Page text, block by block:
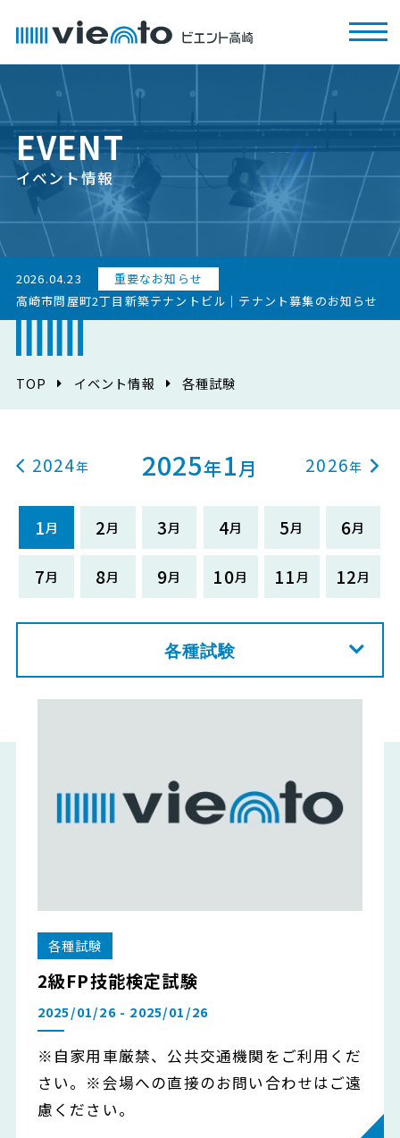
EVENT
イベント情報
2026.04.23
重要なお知らせ
高崎市問屋町2丁目新築テナントビル｜テナント募集のお知らせ
TOP イベント情報 各種試験
2024 2025年1月
1 2 3 4 5
6
7
8 9 10 11 12
2026
各種試験
各種試験
2級FP技能検定試験
2025/01/26 - 2025/01/26
※自家用車厳禁、公共交通機関をご利用くだ
さい。※会場への直接のお問い合わせはご遠
慮ください。